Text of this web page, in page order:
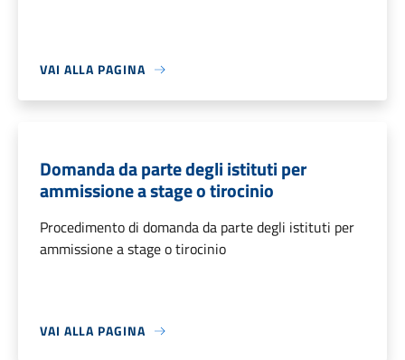
VAI ALLA PAGINA
Domanda da parte degli istituti per
ammissione a stage o tirocinio
Procedimento di domanda da parte degli istituti per
ammissione a stage o tirocinio
VAI ALLA PAGINA